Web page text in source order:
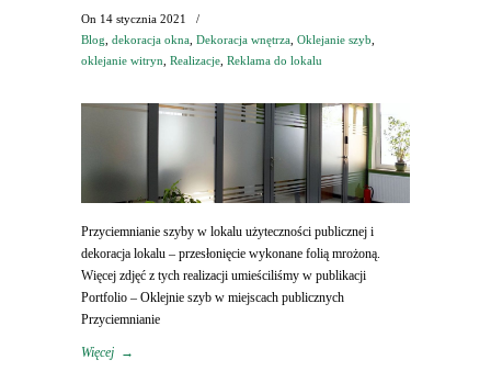
On 14 stycznia 2021
/
Blog dekoracja okna Dekoracja wnętrza Oklejanie szyb
oklejanie witryn Realizacje Reklama do lokalu
Przyciemnianie szyby w lokalu użyteczności publicznej i
dekoracja lokalu – przesłonięcie wykonane folią mrożoną.
Więcej zdjęć z tych realizacji umieściliśmy w publikacji
Portfolio – Oklejnie szyb w miejscach publicznych
Przyciemnianie
Więcej →